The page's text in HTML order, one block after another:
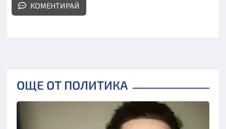
КОМЕНТИРАЙ
ОЩЕ ОТ ПОЛИТИКА